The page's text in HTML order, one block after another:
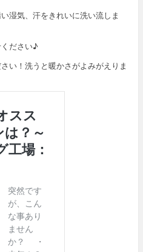
湿気、汗をきれいに洗い流しま
ださい♪
い！洗うと暖かさがよみがえりま